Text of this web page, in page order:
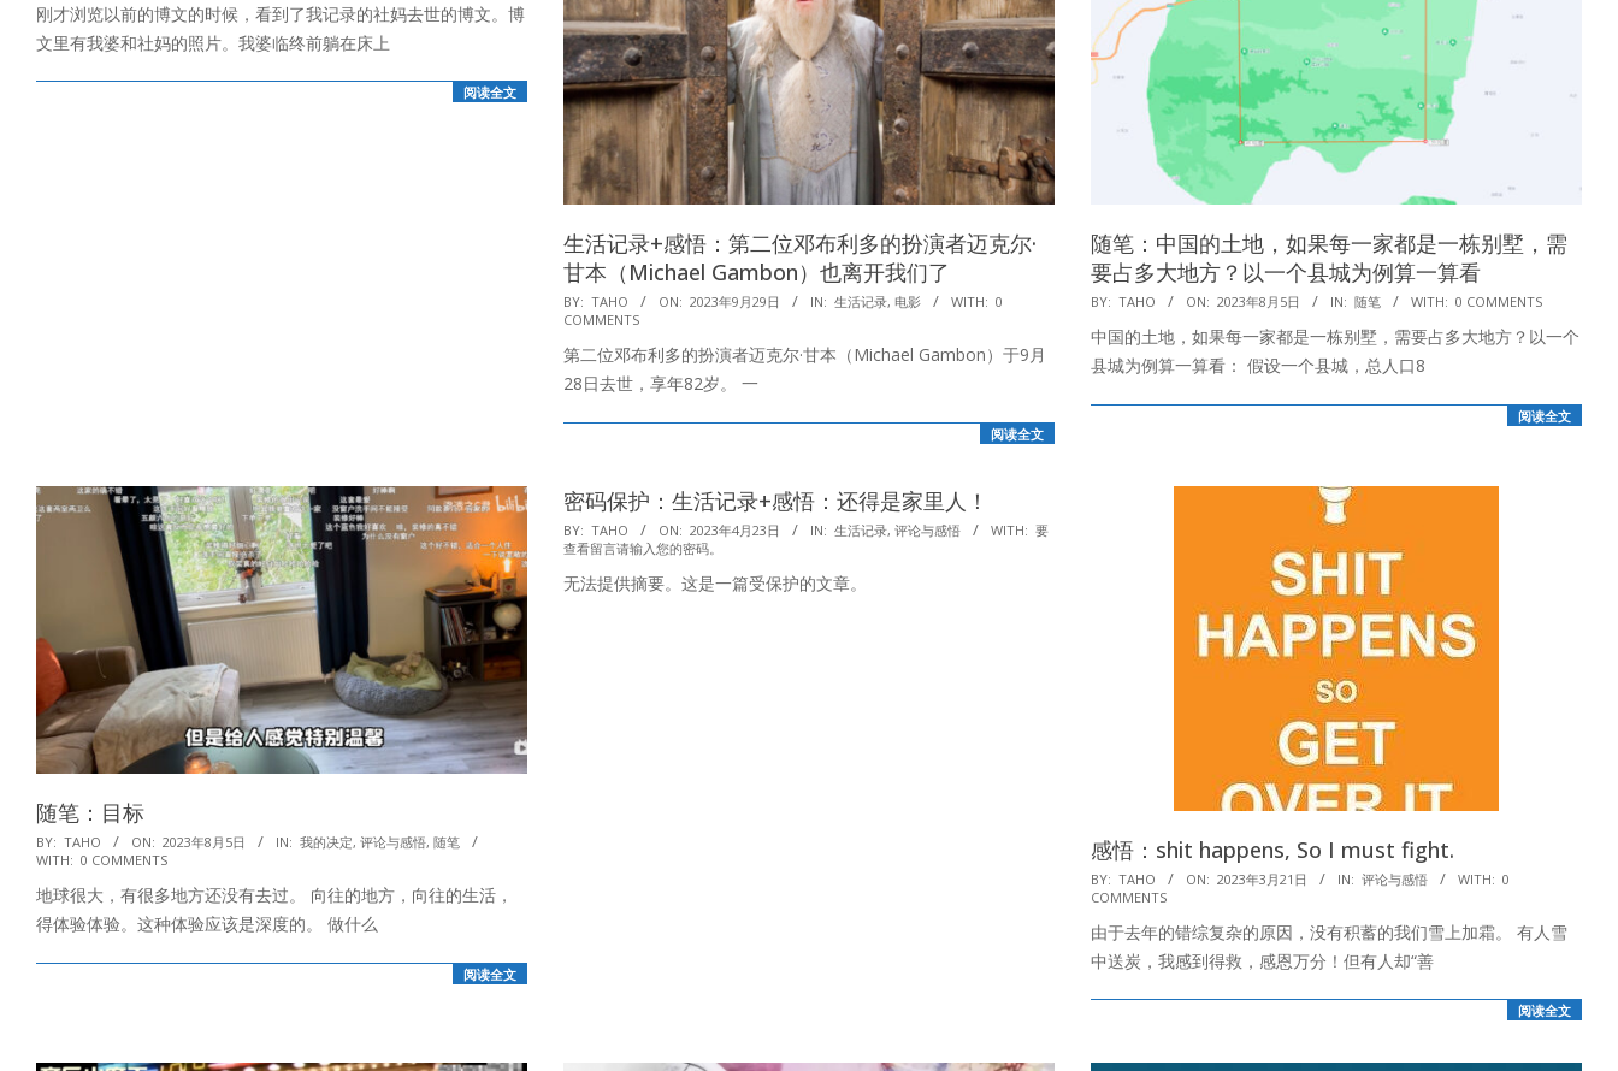
10
刚才浏览以前的博文的时候，看到了我记录的社妈去世的博文。博
文里有我婆和社妈的照片。我婆临终前躺在床上
阅读全文
生活记录+感悟：第二位邓布利多的扮演者迈克尔·
甘本（Michael Gambon）也离开我们了
2023-
09-
29
BY: TAHO ON: 2023年9月29日 IN: 生活记录, 电影 WITH: 0
COMMENTS
第二位邓布利多的扮演者迈克尔·甘本（Michael Gambon）于9月
28日去世，享年82岁。 一
阅读全文
随笔：中国的土地，如果每一家都是一栋别墅，需
要占多大地方？以一个县城为例算一算看
2023-
08-
05
BY: TAHO ON: 2023年8月5日 IN: 随笔 WITH: 0 COMMENTS
中国的土地，如果每一家都是一栋别墅，需要占多大地方？以一个
县城为例算一算看： 假设一个县城，总人口8
阅读全文
随笔：目标
2023-
08-
05
BY: TAHO ON: 2023年8月5日 IN: 我的决定, 评论与感悟, 随笔
WITH: 0 COMMENTS
地球很大，有很多地方还没有去过。 向往的地方，向往的生活，
得体验体验。这种体验应该是深度的。 做什么
阅读全文
密码保护：生活记录+感悟：还得是家里人！
2023-
04-
23
BY: TAHO ON: 2023年4月23日 IN: 生活记录, 评论与感悟 WITH: 要
查看留言请输入您的密码。
无法提供摘要。这是一篇受保护的文章。
感悟：shit happens, So I must fight.
2023-
03-
21
BY: TAHO ON: 2023年3月21日 IN: 评论与感悟 WITH: 0
COMMENTS
由于去年的错综复杂的原因，没有积蓄的我们雪上加霜。 有人雪
中送炭，我感到得救，感恩万分！但有人却“善
阅读全文